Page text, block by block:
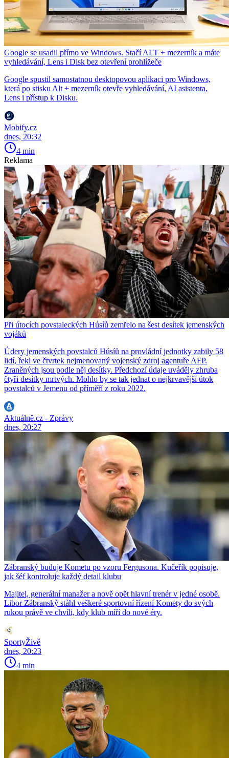
Google se usadil přímo ve Windows. Stačí ALT + mezerník a máte
vyhledávání, Lens i Disk bez otevření prohlížeče
Google spustil samostatnou desktopovou aplikaci pro Windows,
která po stisku Alt + mezerník otevře vyhledávání, AI asistenta,
Lens i přístup k Disku.
Mobify.cz
dnes, 20:32
4 min
Reklama
Při útocích povstaleckých Húsíů zemřelo na šest desítek jemenských
vojáků
Údery jemenských povstalců Húsíů na provládní jednotky zabily 58
lidí, řekl ve čtvrtek nejmenovaný vojenský zdroj agentuře AFP.
Zraněných jsou podle něj desítky. Předchozí údaje uváděly zhruba
čtyři desítky mrtvých. Mohlo by se tak jednat o nejkrvavější útok
povstalců v Jemenu od příměří z roku 2022.
Aktuálně.cz - Zprávy
dnes, 20:27
Zábranský buduje Kometu po vzoru Fergusona. Kučeřík popisuje,
jak šéf kontroluje každý detail klubu
Majitel, generální manažer a nově opět hlavní trenér v jedné osobě.
Libor Zábranský stáhl veškeré sportovní řízení Komety do svých
rukou právě ve chvíli, kdy klub míří do nové éry.
SportyŽivě
dnes, 20:23
4 min